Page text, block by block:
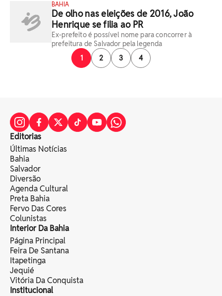
BAHIA
De olho nas eleições de 2016, João
Henrique se filia ao PR
Ex-prefeito é possível nome para concorrer à
prefeitura de Salvador pela legenda
1
2 3 4
Editorias
Últimas Notícias
Bahia
Salvador
Diversão
Agenda Cultural
Preta Bahia
Fervo Das Cores
Colunistas
Interior Da Bahia
Página Principal
Feira De Santana
Itapetinga
Jequié
Vitória Da Conquista
Institucional